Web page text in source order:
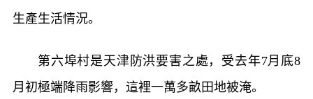
生產生活情況。
第六埠村是天津防洪要害之處，受去年7月底8
月初極端降雨影響，這裡一萬多畝田地被淹。